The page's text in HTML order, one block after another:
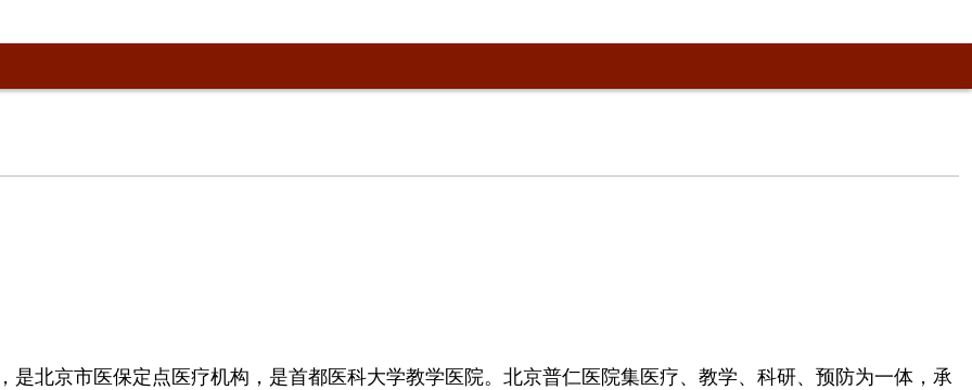
北京市医保定点医疗机构，是首都医科大学教学医院。北京普仁医院集医疗、教学、科研、预防为一体，承